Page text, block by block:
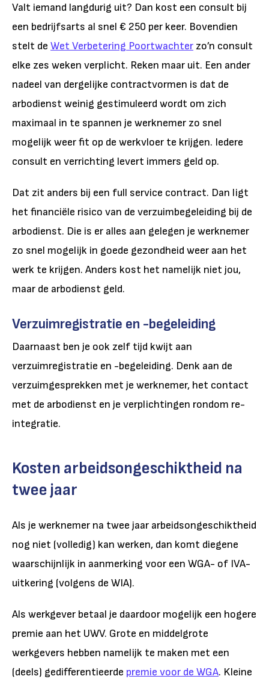
Valt iemand langdurig uit? Dan kost een consult bij
een bedrijfsarts al snel € 250 per keer. Bovendien
stelt de Wet Verbetering Poortwachterzo’n consult
elke zes weken verplicht. Reken maar uit. Een ander
nadeel van dergelijke contractvormen is dat de
arbodienst weinig gestimuleerd wordt om zich
maximaal in te spannen je werknemer zo snel
mogelijk weer fit op de werkvloer te krijgen. Iedere
consult en verrichting levert immers geld op.
Dat zit anders bij een full service contract. Dan ligt
het financiële risico van de verzuimbegeleiding bij de
arbodienst. Die is er alles aan gelegen je werknemer
zo snel mogelijk in goede gezondheid weer aan het
werk te krijgen. Anders kost het namelijk niet jou,
maar de arbodienst geld.
Verzuimregistratie en -begeleiding
Daarnaast ben je ook zelf tijd kwijt aan
verzuimregistratie en -begeleiding. Denk aan de
verzuimgesprekken met je werknemer, het contact
met de arbodienst en je verplichtingen rondom re-
integratie.
Kosten arbeidsongeschiktheid na
twee jaar
Als je werknemer na twee jaar arbeidsongeschiktheid
nog niet (volledig) kan werken, dan komt diegene
waarschijnlijk in aanmerking voor een WGA- of IVA-
uitkering (volgens de WIA).
Als werkgever betaal je daardoor mogelijk een hogere
premie aan het UWV. Grote en middelgrote
werkgevers hebben namelijk te maken met een
(deels) gedifferentieerde premie voor de WGA. Kleine